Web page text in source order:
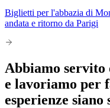
Biglietti per l'abbazia di
andata e ritorno da Parigi
Abbiamo
e lavoriamo per
esperienze siano